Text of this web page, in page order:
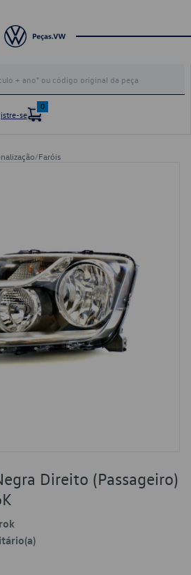
se
0
/Faróis
Direito (Passageiro)